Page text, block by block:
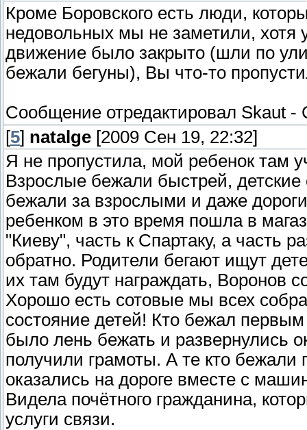
Кроме Боровского есть люди,
недовольных мы не заметили, хотя
движение было закрыто (шли по
бежали бегуны), Вы что-то
Сообщение отредактировал Skaut -
[5] natalge [2009 Сен 19, 22:32]
Я не пропустила, мой ребенок там
Взрослые бежали быстрей,
бежали за взрослыми и даже
ребенком в это время пошла в
"Киеву", часть к Спартаку, а часть
обратно. Родители бегают ищут
их там будут награждать, Воронов
Хорошо есть сотовые мы всех
состояние детей! Кто бежал
было лень бежать и развернулись
получили грамоты. А те кто бежали
оказались на дороге вместе с
Видела почётного гражданина,
услуги связи.